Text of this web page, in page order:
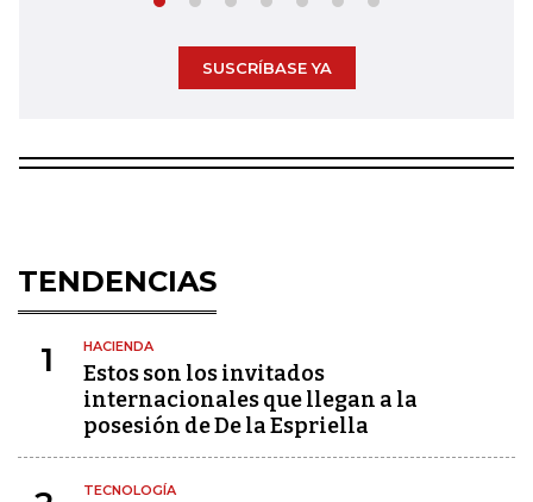
SUSCRÍBASE YA
TENDENCIAS
1 HACIENDA
Estos son los invitados
internacionales que llegan a la
posesión de De la Espriella
TECNOLOGÍA